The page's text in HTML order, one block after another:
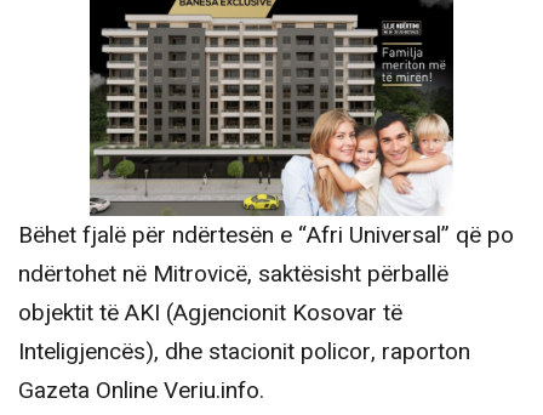
Bëhet fjalë për ndërtesën e “Afri Universal” që po
ndërtohet në Mitrovicë, saktësisht përballë
objektit të AKI (Agjencionit Kosovar të
Inteligjencës), dhe stacionit policor, raporton
Gazeta Online Veriu.info.